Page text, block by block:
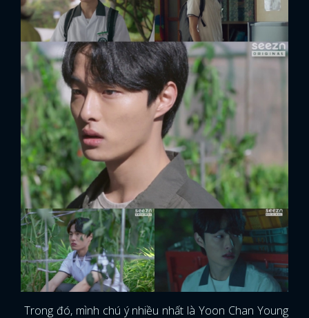
Trong đó, mình chú ý nhiều nhất là Yoon Chan Young